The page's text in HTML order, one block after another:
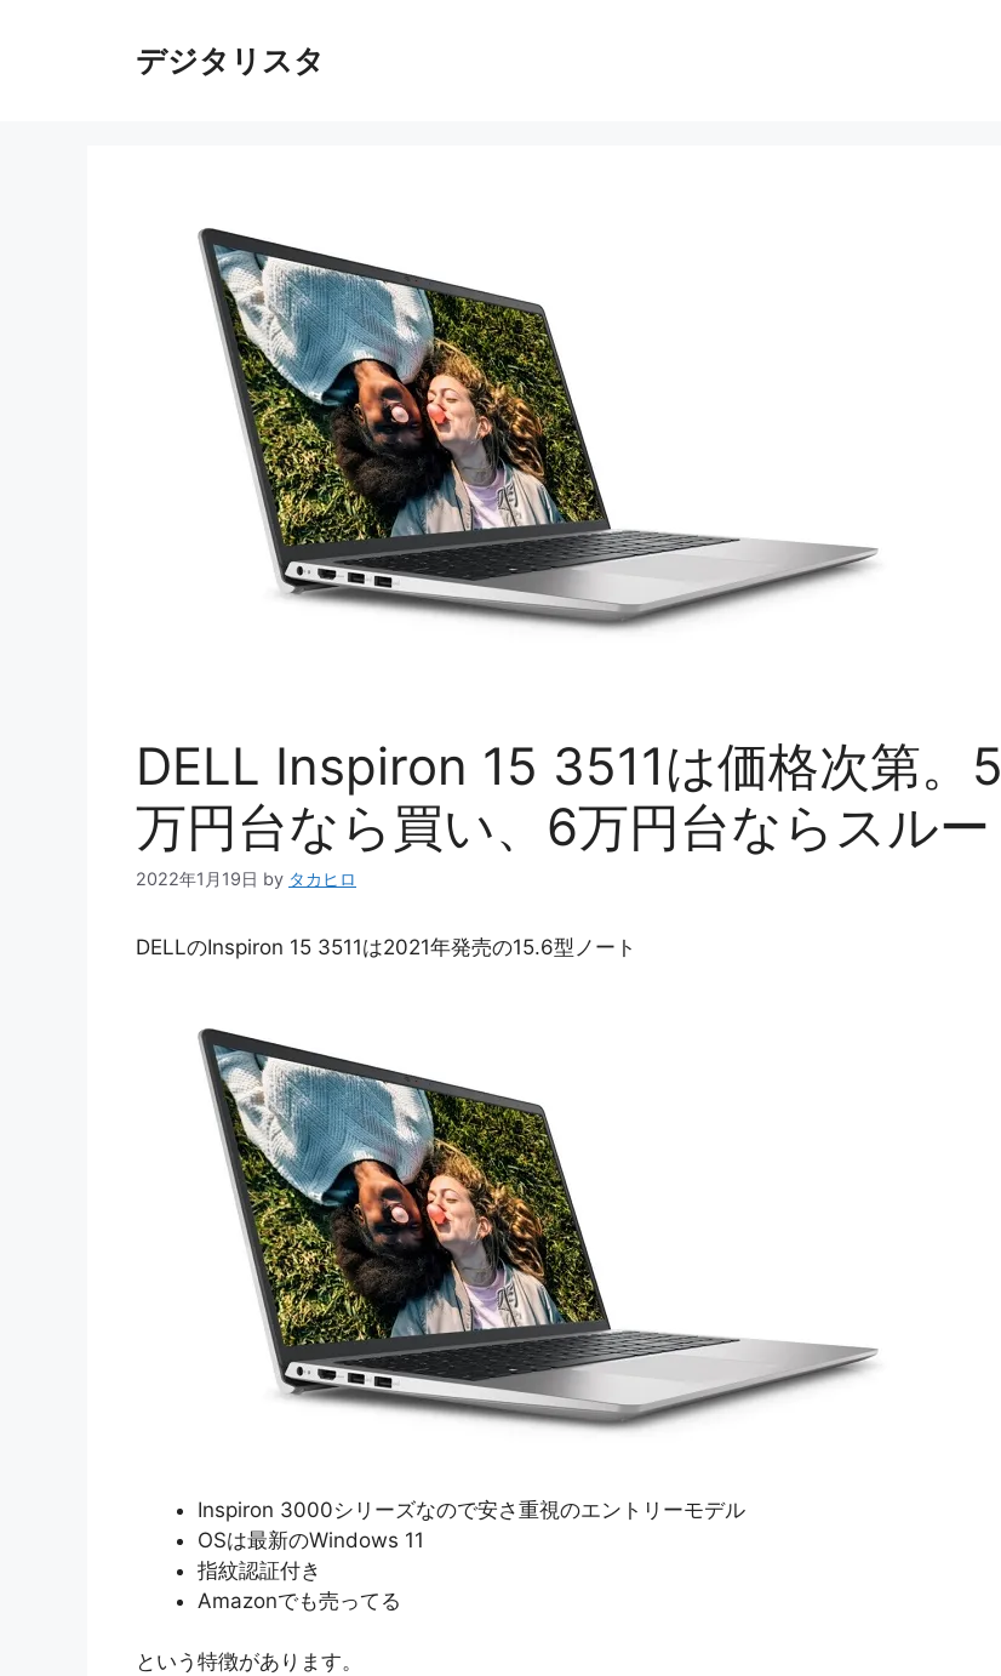
デジタリスタ
DELL Inspiron 15 3511は価格次第。5
万円台なら買い、6万円台ならスルー
2022年1月19日 by タカヒロ
DELLのInspiron 15 3511は2021年発売の15.6型ノート
Inspiron 3000シリーズなので安さ重視のエントリーモデル
OSは最新のWindows 11
指紋認証付き
Amazonでも売ってる
という特徴があります。